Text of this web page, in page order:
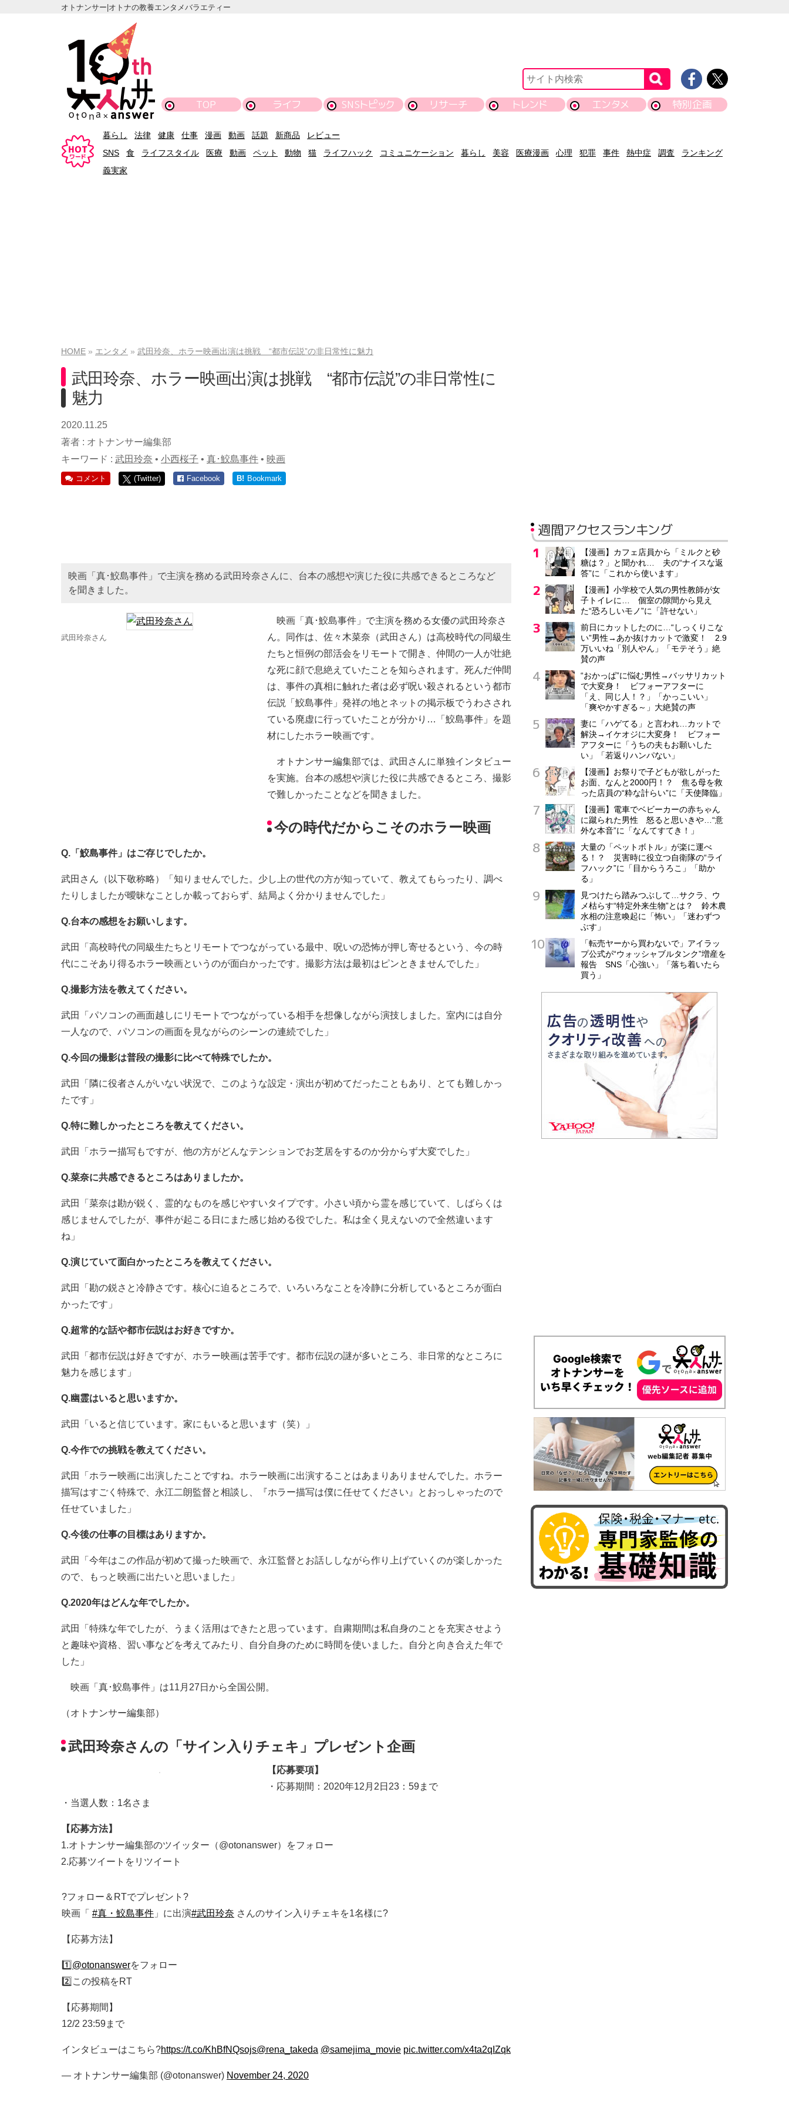
オトナンサー|オトナの教養エンタメバラエティー
TOP ライフ SNSトピック リサーチ トレンド エンタメ 特別企画
暮らし 法律 健康 仕事 漫画 動画 話題 新商品
レビュー
SNS
食 ライフスタイル 医療 動画 ペット 動物 猫 ライフハック コミュニケーション 暮らし 美容 医療漫画 心理 犯罪 事件 熱中症 調査
ランキング
義実家
HOME エンタメ 武田玲奈、ホラー映画出演は挑戦 “都市伝説”の非日常性に魅力
武田玲奈、ホラー映画出演は挑戦 “都市伝説”の非日常性に
魅力
2020.11.25
著者 : オトナンサー編集部
キーワード : 武田玲奈 • 小西桜子 • 真･鮫島事件 • 映画
コメント (Twitter) Facebook B! Bookmark
映画「真･鮫島事件」で主演を務める武田玲奈さんに、台本の感想や演じた役に共感できるところなど
を聞きました。
武田玲奈さん
映画「真･鮫島事件」で主演を務める女優の武田玲奈さ
ん。同作は、佐々木菜奈（武田さん）は高校時代の同級生
たちと恒例の部活会をリモートで開き、仲間の一人が壮絶
な死に顔で息絶えていたことを知らされます。死んだ仲間
は、事件の真相に触れた者は必ず呪い殺されるという都市
伝説「鮫島事件」発祥の地とネットの掲示板でうわさされ
ている廃虚に行っていたことが分かり…「鮫島事件」を題
材にしたホラー映画です。
オトナンサー編集部では、武田さんに単独インタビュー
を実施。台本の感想や演じた役に共感できるところ、撮影
で難しかったことなどを聞きました。
今の時代だからこそのホラー映画
Q.「鮫島事件」はご存じでしたか。
武田さん（以下敬称略）「知りませんでした。少し上の世代の方が知っていて、教えてもらったり、調べ
たりしましたが曖昧なことしか載っておらず、結局よく分かりませんでした」
Q.台本の感想をお願いします。
武田「高校時代の同級生たちとリモートでつながっている最中、呪いの恐怖が押し寄せるという、今の時
代にこそあり得るホラー映画というのが面白かったです。撮影方法は最初はピンときませんでした」
Q.撮影方法を教えてください。
武田「パソコンの画面越しにリモートでつながっている相手を想像しながら演技しました。室内には自分
一人なので、パソコンの画面を見ながらのシーンの連続でした」
Q.今回の撮影は普段の撮影に比べて特殊でしたか。
武田「隣に役者さんがいない状況で、このような設定・演出が初めてだったこともあり、とても難しかっ
たです」
Q.特に難しかったところを教えてください。
武田「ホラー描写もですが、他の方がどんなテンションでお芝居をするのか分からず大変でした」
Q.菜奈に共感できるところはありましたか。
武田「菜奈は勘が鋭く、霊的なものを感じやすいタイプです。小さい頃から霊を感じていて、しばらくは
感じませんでしたが、事件が起こる日にまた感じ始める役でした。私は全く見えないので全然違います
ね」
Q.演じていて面白かったところを教えてください。
武田「勘の鋭さと冷静さです。核心に迫るところで、いろいろなことを冷静に分析しているところが面白
かったです」
Q.超常的な話や都市伝説はお好きですか。
武田「都市伝説は好きですが、ホラー映画は苦手です。都市伝説の謎が多いところ、非日常的なところに
魅力を感じます」
Q.幽霊はいると思いますか。
武田「いると信じています。家にもいると思います（笑）」
Q.今作での挑戦を教えてください。
武田「ホラー映画に出演したことですね。ホラー映画に出演することはあまりありませんでした。ホラー
描写はすごく特殊で、永江二朗監督と相談し、『ホラー描写は僕に任せてください』とおっしゃったので
任せていました」
Q.今後の仕事の目標はありますか。
武田「今年はこの作品が初めて撮った映画で、永江監督とお話ししながら作り上げていくのが楽しかった
ので、もっと映画に出たいと思いました」
Q.2020年はどんな年でしたか。
武田「特殊な年でしたが、うまく活用はできたと思っています。自粛期間は私自身のことを充実させよう
と趣味や資格、習い事などを考えてみたり、自分自身のために時間を使いました。自分と向き合えた年で
した」
映画「真･鮫島事件」は11月27日から全国公開。
（オトナンサー編集部）
武田玲奈さんの「サイン入りチェキ」プレゼント企画
【応募要項】
・応募期間：2020年12月2日23：59まで
・当選人数：1名さま
【応募方法】
1.オトナンサー編集部のツイッター（@otonanswer）をフォロー
2.応募ツイートをリツイート
?フォロー＆RTでプレゼント?
映画「 #真・鮫島事件 」に出演#武田玲奈 さんのサイン入りチェキを1名様に?
【応募方法】
1️⃣ @otonanswerをフォロー
2️⃣この投稿をRT
【応募期間】
12/2 23:59まで
インタビューはこちら?https://t.co/KhBfNQsojs@rena_takeda @samejima_movie pic.twitter.com/x4ta2qIZqk
— オトナンサー編集部 (@otonanswer) November 24, 2020
週間アクセスランキング
【漫画】カフェ店員から「ミルクと砂
糖は？」と聞かれ… 夫の“ナイスな返
答”に「これから使います」
【漫画】小学校で人気の男性教師が女
子トイレに… 個室の隙間から見え
た“恐ろしいモノ”に「許せない」
前日にカットしたのに…“しっくりこな
い”男性→あか抜けカットで激変！ 2.9
万いいね「別人やん」「モテそう」絶
賛の声
“おかっぱ”に悩む男性→バッサリカット
で大変身！ ビフォーアフターに
「え、同じ人！？」「かっこいい」
「爽やかすぎる～」大絶賛の声
妻に「ハゲてる」と言われ…カットで
解決→イケオジに大変身！ ビフォー
アフターに「うちの夫もお願いした
い」「若返りハンパない」
【漫画】お祭りで子どもが欲しがった
お面、なんと2000円！？ 焦る母を救
った店員の“粋な計らい”に「天使降臨」
【漫画】電車でベビーカーの赤ちゃん
に蹴られた男性 怒ると思いきや…“意
外な本音”に「なんてすてき！」
大量の「ペットボトル」が楽に運べ
る！？ 災害時に役立つ自衛隊の“ライ
フハック”に「目からうろこ」「助か
る」
見つけたら踏みつぶして…サクラ、ウ
メ枯らす“特定外来生物”とは？ 鈴木農
水相の注意喚起に「怖い」「迷わずつ
ぶす」
「転売ヤーから買わないで」アイラッ
プ公式が“ウォッシャブルタンク”増産を
報告 SNS「心強い」「落ち着いたら
買う」